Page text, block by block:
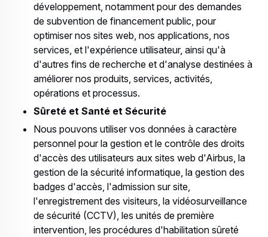
développement, notamment pour des demandes
de subvention de financement public, pour
optimiser nos sites web, nos applications, nos
services, et l'expérience utilisateur, ainsi qu'à
d'autres fins de recherche et d'analyse destinées à
améliorer nos produits, services, activités,
opérations et processus.
Sûreté et Santé et Sécurité
Nous pouvons utiliser vos données à caractère
personnel pour la gestion et le contrôle des droits
d'accès des utilisateurs aux sites web d'Airbus, la
gestion de la sécurité informatique, la gestion des
badges d'accès, l'admission sur site,
l'enregistrement des visiteurs, la vidéosurveillance
de sécurité (CCTV), les unités de première
intervention, les procédures d'habilitation sûreté